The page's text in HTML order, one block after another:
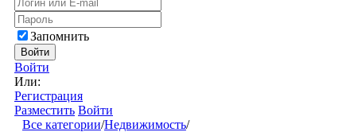
Запомнить
Войти
Войти
Или:
Регистрация
Разместить Войти
Все категории/Недвижимость/